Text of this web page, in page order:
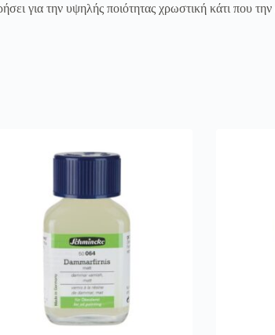
για την υψηλής ποιότητας χρωστική κάτι που